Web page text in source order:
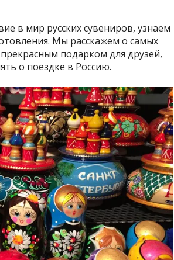
в мир русских сувениров, узнаем
Мы расскажем о самых
подарком для друзей,
о поездке в Россию.